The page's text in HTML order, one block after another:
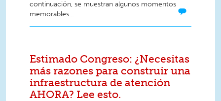
continuación, se muestran algunos momentos
memorables...
Estimado Congreso: ¿Necesitas
más razones para construir una
infraestructura de atención
AHORA? Lee esto.